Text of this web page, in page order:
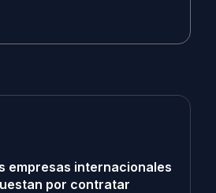
empresas internacionales
por contratar